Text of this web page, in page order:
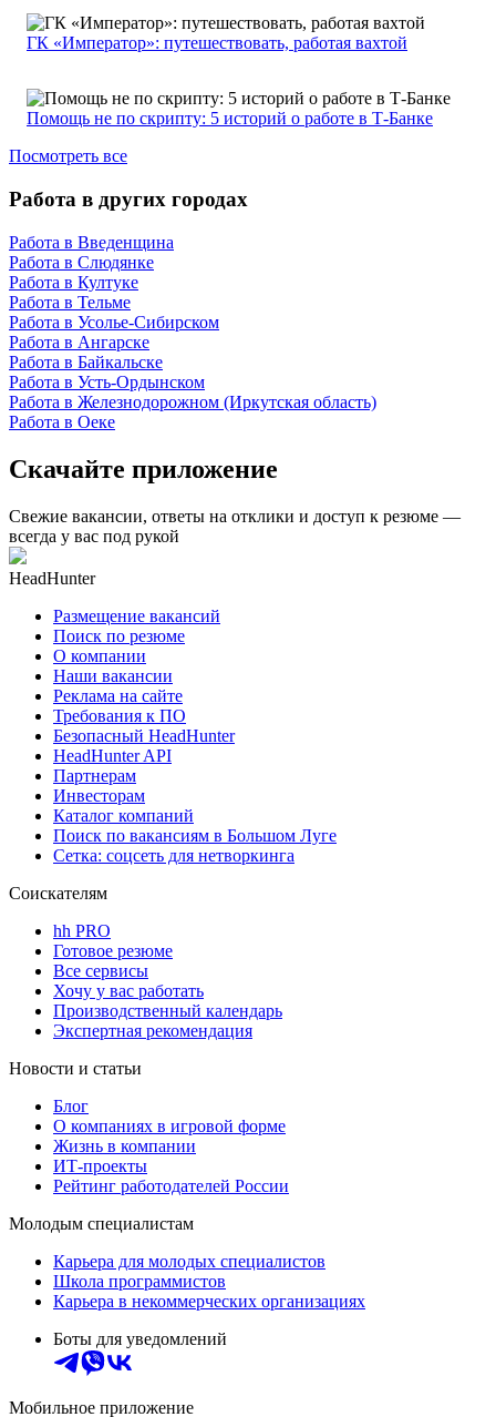
ГК «Император»: путешествовать, работая вахтой
Помощь не по скрипту: 5 историй о работе в Т-Банке
Посмотреть все
Работа в других городах
Работа в Введенщина
Работа в Слюдянке
Работа в Култуке
Работа в Тельме
Работа в Усолье-Сибирском
Работа в Ангарске
Работа в Байкальске
Работа в Усть-Ордынском
Работа в Железнодорожном (Иркутская область)
Работа в Оеке
Скачайте приложение
Свежие вакансии, ответы на отклики и доступ к резюме —
всегда у вас под рукой
HeadHunter
Размещение вакансий
Поиск по резюме
О компании
Наши вакансии
Реклама на сайте
Требования к ПО
Безопасный HeadHunter
HeadHunter API
Партнерам
Инвесторам
Каталог компаний
Поиск по вакансиям в Большом Луге
Сетка: соцсеть для нетворкинга
Соискателям
hh PRO
Готовое резюме
Все сервисы
Хочу у вас работать
Производственный календарь
Экспертная рекомендация
Новости и статьи
Блог
О компаниях в игровой форме
Жизнь в компании
ИТ-проекты
Рейтинг работодателей России
Молодым специалистам
Карьера для молодых специалистов
Школа программистов
Карьера в некоммерческих организациях
Боты для уведомлений
Мобильное приложение